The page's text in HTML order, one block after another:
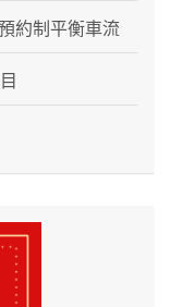
約制平衡車流